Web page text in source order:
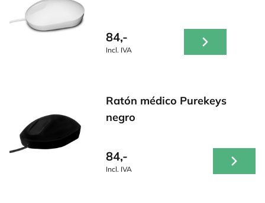
84,-
Incl. IVA
Ratón médico Purekeys
negro
84,-
Incl. IVA